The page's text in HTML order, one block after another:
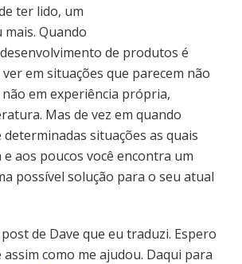
ter lido, um
mais. Quando
de produtos é
em situações que parecem não
em experiência própria,
Mas de vez em quando
determinadas situações as quais
e aos poucos você encontra um
possível solução para o seu atual
de Dave que eu traduzi. Espero
como me ajudou. Daqui para